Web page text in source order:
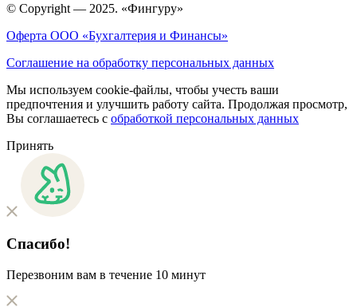
© Copyright — 2025. «Фингуру»
Оферта ООО «Бухгалтерия и Финансы»
Соглашение на обработку персональных данных
Мы используем cookie-файлы, чтобы учесть ваши
предпочтения и улучшить работу сайта. Продолжая просмотр,
Вы соглашаетесь с обработкой персональных данных
Принять
Спасибо!
Перезвоним вам в течение 10 минут